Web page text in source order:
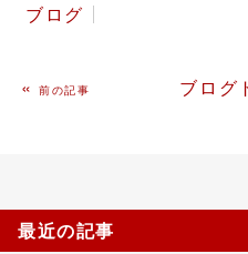
ブログ
«前の記事 ブログ
最近の記事